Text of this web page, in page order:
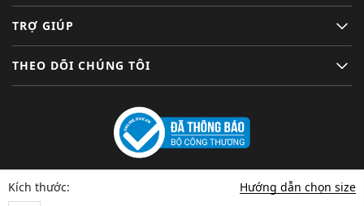
Kích thước: Hướng dẫn chọn size
TRỢ GIÚP
THEO DÕI CHÚNG TÔI